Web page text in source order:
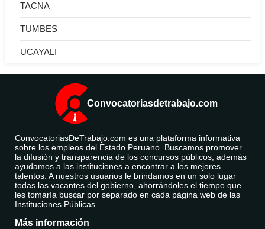
TACNA
TUMBES
UCAYALI
Convocatoriasdetrabajo.com
ConvocatoriasDeTrabajo.com es una plataforma informativa
sobre los empleos del Estado Peruano. Buscamos promover
la difusión y transparencia de los concursos públicos, además
ayudamos a las instituciones a encontrar a los mejores
talentos. A nuestros usuarios le brindamos en un solo lugar
todas las vacantes del gobierno, ahorrándoles el tiempo que
les tomaría buscar por separado en cada página web de las
Instituciones Públicas.
Más información